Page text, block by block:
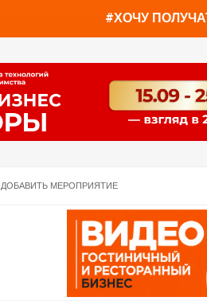
#ХОЧУ
ДОБАВИТЬ МЕРОПРИЯТИЕ